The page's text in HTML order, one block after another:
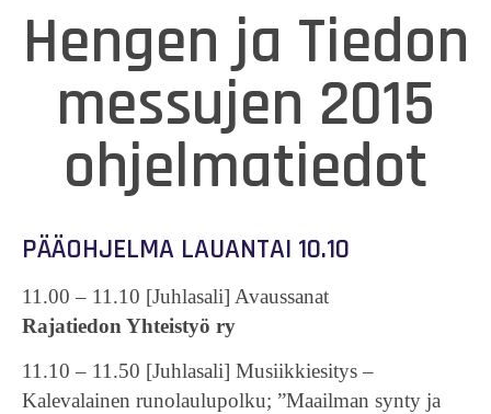
Hengen ja Tiedon
messujen 2015
ohjelmatiedot
PÄÄOHJELMA LAUANTAI 10.10
11.00 – 11.10 [Juhlasali] Avaussanat
Rajatiedon Yhteistyö ry
11.10 – 11.50 [Juhlasali] Musiikkiesitys –
Kalevalainen runolaulupolku; ”Maailman synty ja